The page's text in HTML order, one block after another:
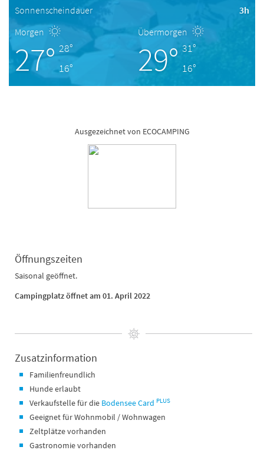
Sonnenscheindauer
3h
Morgen
27° 28°
16°
Übermorgen
29° 31°
16°
Ausgezeichnet von ECOCAMPING
Öffnungszeiten
Saisonal geöffnet.
Campingplatz öffnet am 01. April 2022
Zusatzinformation
Familienfreundlich
Hunde erlaubt
Verkaufstelle für die Bodensee Card PLUS
Geeignet für Wohnmobil / Wohnwagen
Zeltplätze vorhanden
Gastronomie vorhanden